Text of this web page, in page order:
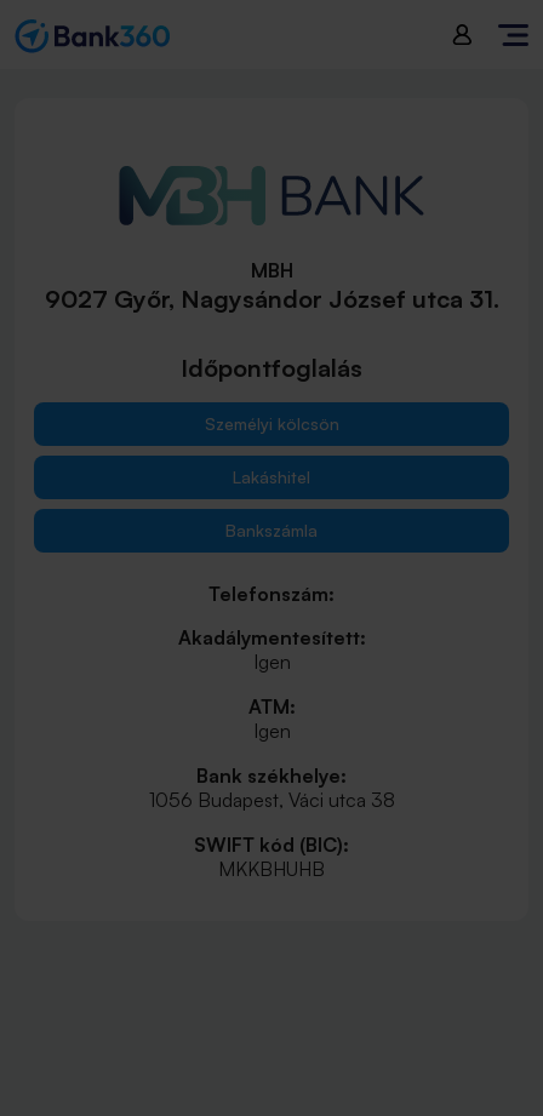
MBH
9027 Győr, Nagysándor József utca 31.
Időpontfoglalás
Személyi kölcsön
Lakáshitel
Bankszámla
Telefonszám:
Akadálymentesített:
Igen
ATM:
Igen
Bank székhelye:
1056 Budapest, Váci utca 38
SWIFT kód (BIC):
MKKBHUHB